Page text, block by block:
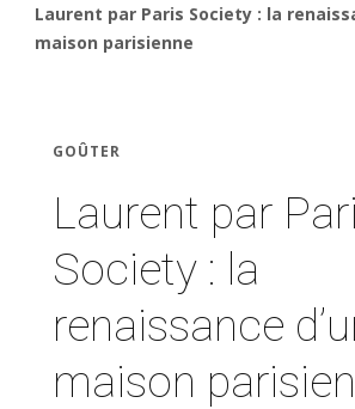
Laurent par Paris Society : la
maison parisienne
GOÛTER
Laurent par
Society : la
renaissance
maison